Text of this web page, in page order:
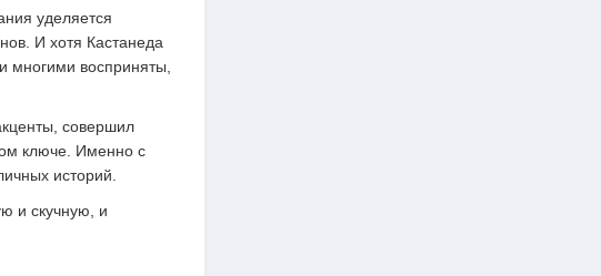
уделяется
И хотя Кастанеда
многими восприняты,
совершил
ключе. Именно с
историй.
и скучную, и